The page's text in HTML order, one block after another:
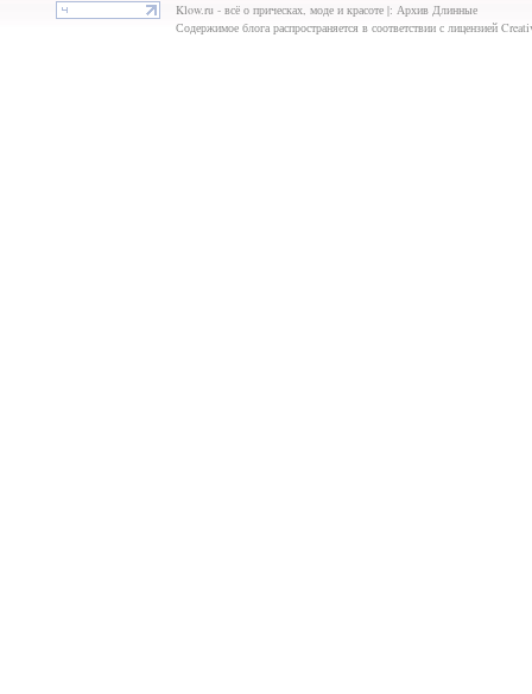
Klow.ru - всё о прическах, моде и красоте |: Архив Длинные
Содержимое блога распространяется в соответствии с лицензией